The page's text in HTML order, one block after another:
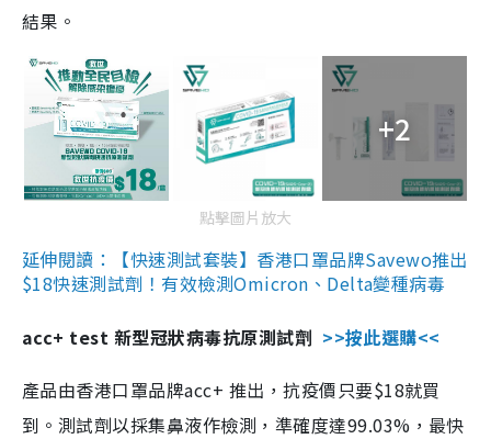
結果。
+2
點擊圖片放大
延伸閱讀：【快速測試套裝】香港口罩品牌Savewo推出
$18快速測試劑！有效檢測Omicron、Delta變種病毒
acc+ test 新型冠狀病毒抗原測試劑 >>按此選購<<
產品由香港口罩品牌acc+ 推出，抗疫價只要$18就買
到。測試劑以採集鼻液作檢測，準確度達99.03%，最快